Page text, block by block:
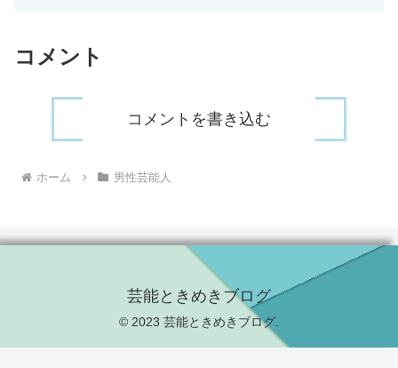
コメント
コメントを書き込む
ホーム 男性芸能人
芸能ときめきブログ
© 2023 芸能ときめきブログ.